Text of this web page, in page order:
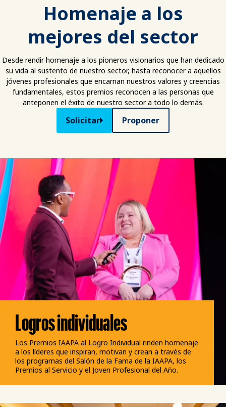
Homenaje a los
mejores del sector
Desde rendir homenaje a los pioneros visionarios que han dedicado
su vida al sustento de nuestro sector, hasta reconocer a aquellos
jóvenes profesionales que encarnan nuestros valores y creencias
fundamentales, estos premios reconocen a las personas que
anteponen el éxito de nuestro sector a todo lo demás.
Solicitar Proponer
Logros individuales
Los Premios IAAPA al Logro Individual rinden homenaje
a los líderes que inspiran, motivan y crean a través de
los programas del Salón de la Fama de la IAAPA, los
Premios al Servicio y el Joven Profesional del Año.